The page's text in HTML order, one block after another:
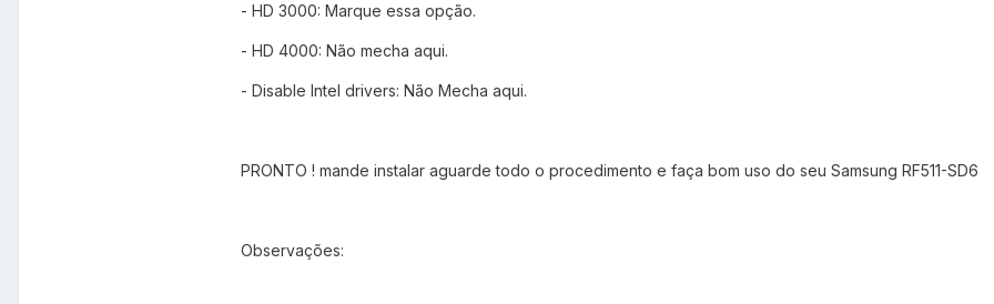
- HD 3000: Marque essa opção.
- HD 4000: Não mecha aqui.
- Disable Intel drivers: Não Mecha aqui.
PRONTO ! mande instalar aguarde todo o procedimento e faça bom uso do seu Samsung RF511-SD6
Observações: